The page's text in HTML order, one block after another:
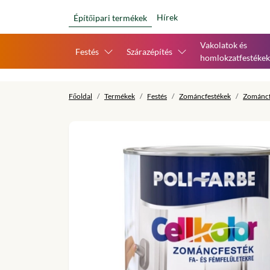
Építőipari termékek Hírek
Festés Szárazépítés
Vakolatok és
homlokzatfestékek
Főoldal Termékek Festés Zománcfestékek